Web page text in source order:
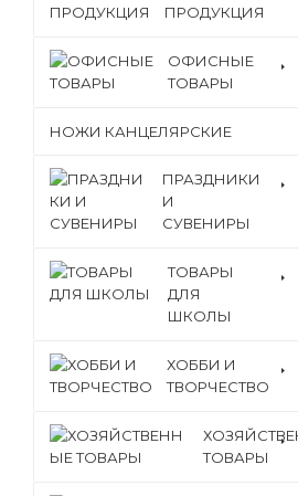
ПРОДУКЦИЯ
ОФИСНЫЕ
ТОВАРЫ
НОЖИ КАНЦЕЛЯРСКИЕ
ПРАЗДНИКИ
И
СУВЕНИРЫ
ТОВАРЫ
ДЛЯ
ШКОЛЫ
ХОББИ И
ТВОРЧЕСТВО
ТОВАРЫ